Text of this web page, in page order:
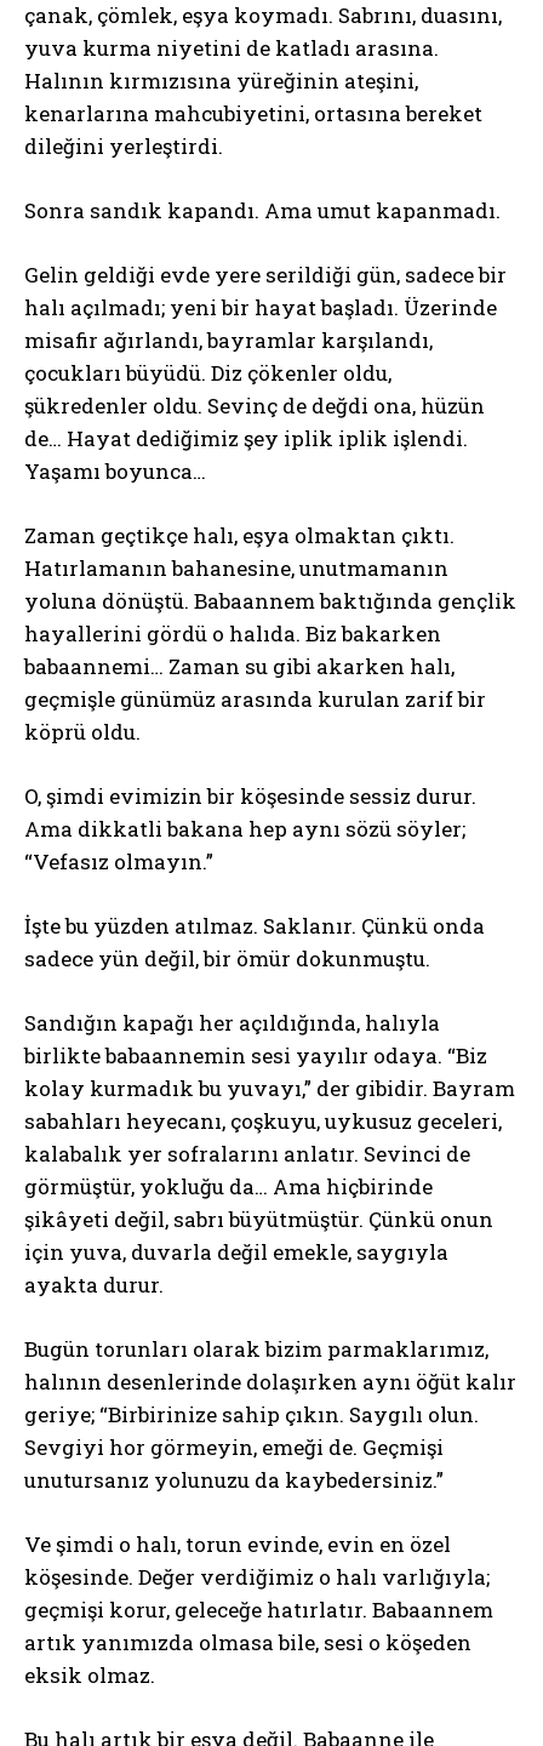
çanak, çömlek, eşya koymadı. Sabrını, duasını,
yuva kurma niyetini de katladı arasına.
Halının kırmızısına yüreğinin ateşini,
kenarlarına mahcubiyetini, ortasına bereket
dileğini yerleştirdi.
Sonra sandık kapandı. Ama umut kapanmadı.
Gelin geldiği evde yere serildiği gün, sadece bir
halı açılmadı; yeni bir hayat başladı. Üzerinde
misafir ağırlandı, bayramlar karşılandı,
çocukları büyüdü. Diz çökenler oldu,
şükredenler oldu. Sevinç de değdi ona, hüzün
de… Hayat dediğimiz şey iplik iplik işlendi.
Yaşamı boyunca…
Zaman geçtikçe halı, eşya olmaktan çıktı.
Hatırlamanın bahanesine, unutmamanın
yoluna dönüştü. Babaannem baktığında gençlik
hayallerini gördü o halıda. Biz bakarken
babaannemi… Zaman su gibi akarken halı,
geçmişle günümüz arasında kurulan zarif bir
köprü oldu.
O, şimdi evimizin bir köşesinde sessiz durur.
Ama dikkatli bakana hep aynı sözü söyler;
“Vefasız olmayın.”
İşte bu yüzden atılmaz. Saklanır. Çünkü onda
sadece yün değil, bir ömür dokunmuştu.
Sandığın kapağı her açıldığında, halıyla
birlikte babaannemin sesi yayılır odaya. “Biz
kolay kurmadık bu yuvayı,” der gibidir. Bayram
sabahları heyecanı, çoşkuyu, uykusuz geceleri,
kalabalık yer sofralarını anlatır. Sevinci de
görmüştür, yokluğu da… Ama hiçbirinde
şikâyeti değil, sabrı büyütmüştür. Çünkü onun
için yuva, duvarla değil emekle, saygıyla
ayakta durur.
Bugün torunları olarak bizim parmaklarımız,
halının desenlerinde dolaşırken aynı öğüt kalır
geriye; “Birbirinize sahip çıkın. Saygılı olun.
Sevgiyi hor görmeyin, emeği de. Geçmişi
unutursanız yolunuzu da kaybedersiniz.”
Ve şimdi o halı, torun evinde, evin en özel
köşesinde. Değer verdiğimiz o halı varlığıyla;
geçmişi korur, geleceğe hatırlatır. Babaannem
artık yanımızda olmasa bile, sesi o köşeden
eksik olmaz.
Bu halı artık bir eşya değil. Babaanne ile